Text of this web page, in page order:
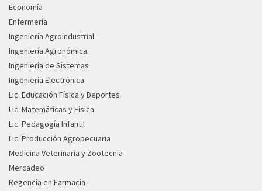
Economía
Enfermería
Ingeniería Agroindustrial
Ingeniería Agronómica
Ingeniería de Sistemas
Ingeniería Electrónica
Lic. Educación Física y Deportes
Lic. Matemáticas y Física
Lic. Pedagogía Infantil
Lic. Producción Agropecuaria
Medicina Veterinaria y Zootecnia
Mercadeo
Regencia en Farmacia